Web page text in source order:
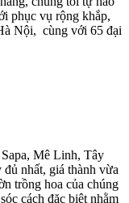
phục vụ rộng khắp,
Nội, cùng với 65 đại
Mê Linh, Tây
nhất, giá thành vừa
trồng hoa của chúng
cách đặc biệt nhằm